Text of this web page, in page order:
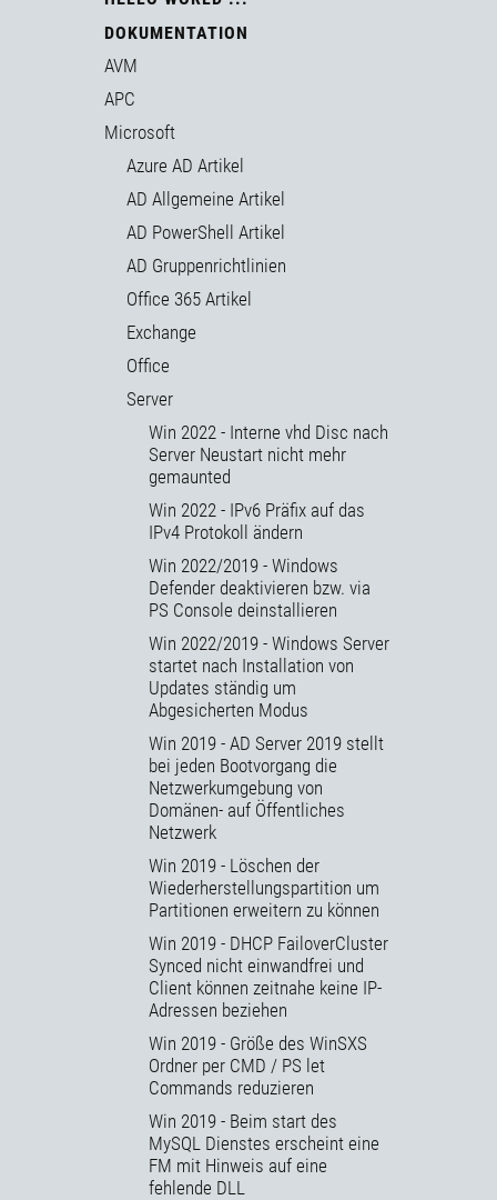
DOKUMENTATION
AVM
APC
Microsoft
Azure AD Artikel
AD Allgemeine Artikel
AD PowerShell Artikel
AD Gruppenrichtlinien
Office 365 Artikel
Exchange
Office
Server
Win 2022 - Interne vhd Disc nach
Server Neustart nicht mehr
gemaunted
Win 2022 - IPv6 Präfix auf das
IPv4 Protokoll ändern
Win 2022/2019 - Windows
Defender deaktivieren bzw. via
PS Console deinstallieren
Win 2022/2019 - Windows Server
startet nach Installation von
Updates ständig um
Abgesicherten Modus
Win 2019 - AD Server 2019 stellt
bei jeden Bootvorgang die
Netzwerkumgebung von
Domänen- auf Öffentliches
Netzwerk
Win 2019 - Löschen der
Wiederherstellungspartition um
Partitionen erweitern zu können
Win 2019 - DHCP FailoverCluster
Synced nicht einwandfrei und
Client können zeitnahe keine IP-
Adressen beziehen
Win 2019 - Größe des WinSXS
Ordner per CMD / PS let
Commands reduzieren
Win 2019 - Beim start des
MySQL Dienstes erscheint eine
FM mit Hinweis auf eine
fehlende DLL